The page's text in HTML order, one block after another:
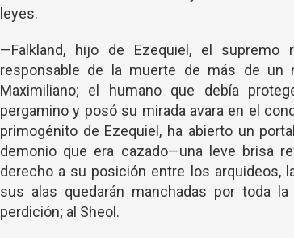
leyes.
—Falkland, hijo de Ezequiel, el
responsable de la muerte de más de un
Maximiliano; el humano que debía
pergamino y posó su mirada avara en el
primogénito de Ezequiel, ha abierto un
demonio que era cazado—una leve brisa
derecho a su posición entre los arquideos,
sus alas quedarán manchadas por toda
perdición; al Sheol.